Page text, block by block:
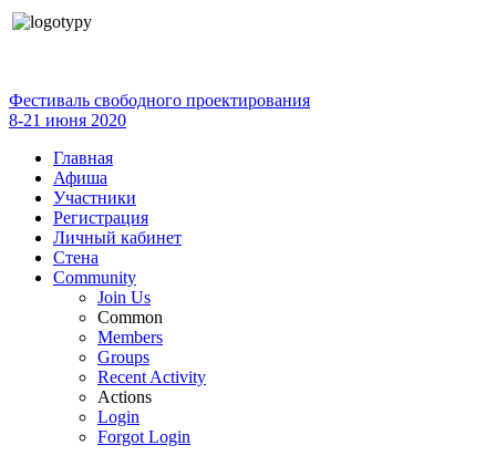
Фестиваль свободного проектирования
8-21 июня 2020
Главная
Афиша
Участники
Регистрация
Личный кабинет
Стена
Community
Join Us
Common
Members
Groups
Recent Activity
Actions
Login
Forgot Login